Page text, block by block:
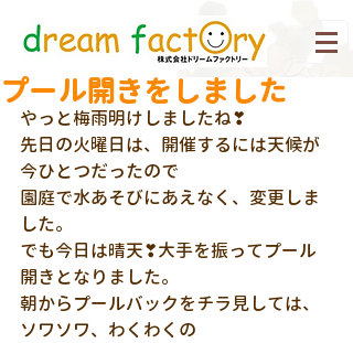
プール開きをしました
やっと梅雨明けしましたね❣
先日の火曜日は、開催するには天候が
今ひとつだったので
園庭で水あそびにあえなく、変更しま
した。
でも今日は晴天❣大手を振ってプール
開きとなりました。
朝からプールバックをチラ見しては、
ソワソワ、わくわくの